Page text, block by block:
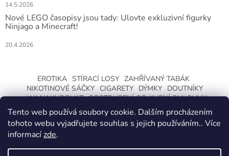
Tento web používá soubory cookie. Dalším procházením
tohoto webu vyjadřujete souhlas s jejich používáním.. Více
informacízde.
14.5.2026
Nové LEGO časopisy jsou tady: Ulovte exkluzivní figurky
Ninjago a Minecraft!
20.4.2026
EROTIKA STÍRACÍ LOSY ZAHŘÍVANÝ TABÁK
NIKOTINOVÉ SÁČKY CIGARETY DÝMKY
DOUTNÍKY
JAK NAKUPOVAT ODSTOUPENÍ OD KUPNÍ SMLOUVY